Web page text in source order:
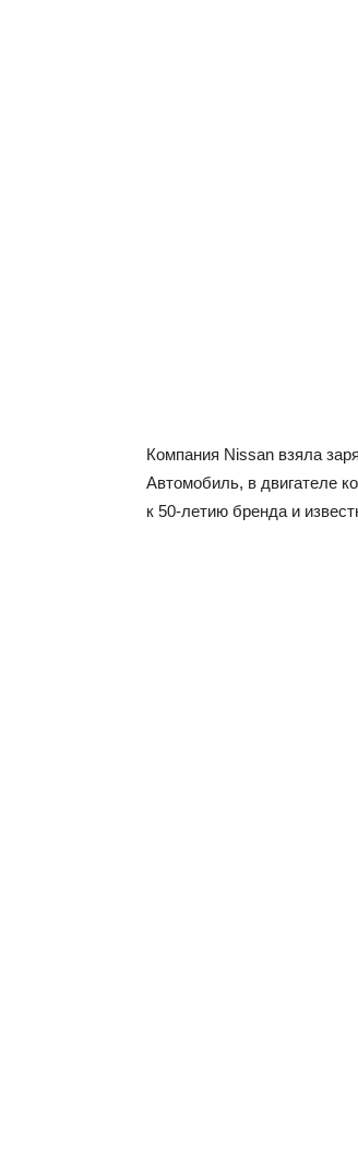
Компания Nissan взяла
Автомобиль, в двигателе
к 50-летию бренда и